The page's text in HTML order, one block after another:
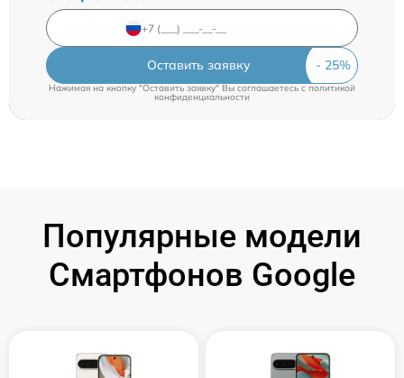
Оставить заявку
Нажимая на кнопку "Оставить заявку" Вы соглашаетесь c политикой
конфиденциальности
Популярные модели
Смартфонов Google